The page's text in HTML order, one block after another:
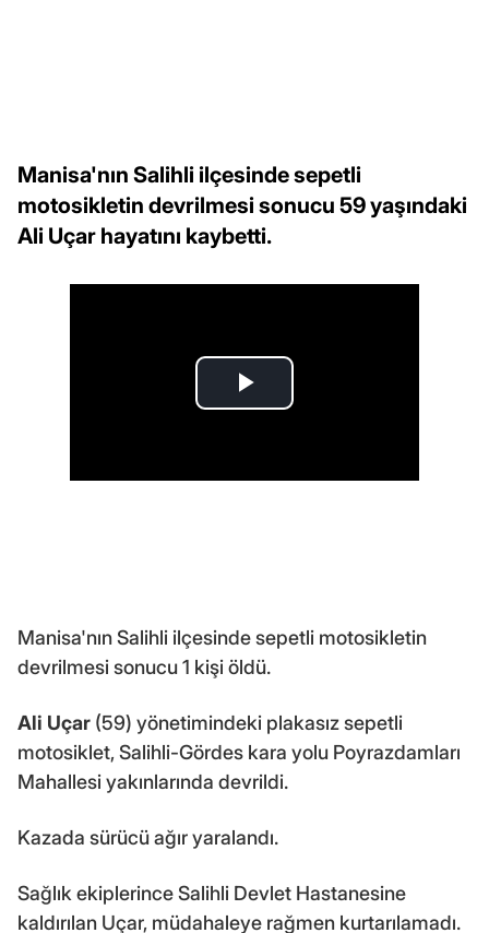
Manisa'nın Salihli ilçesinde sepetli
motosikletin devrilmesi sonucu 59 yaşındaki
Ali Uçar hayatını kaybetti.
Manisa'nın Salihli ilçesinde sepetli motosikletin
devrilmesi sonucu 1 kişi öldü.
Ali Uçar (59) yönetimindeki plakasız sepetli
motosiklet, Salihli-Gördes kara yolu Poyrazdamları
Mahallesi yakınlarında devrildi.
Kazada sürücü ağır yaralandı.
Sağlık ekiplerince Salihli Devlet Hastanesine
kaldırılan Uçar, müdahaleye rağmen kurtarılamadı.